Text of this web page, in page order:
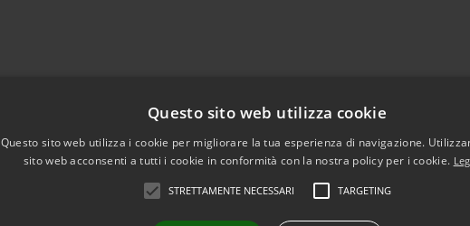
Questo sito web utilizza cookie
Questo sito web utilizza i cookie per migliorare la tua esperienza di navigazione.
sito web acconsenti a tutti i cookie in conformità con la nostra policy per i cookie.
STRETTAMENTE NECESSARI TARGETING